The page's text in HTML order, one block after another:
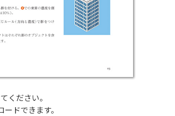
ください。
ドできます。